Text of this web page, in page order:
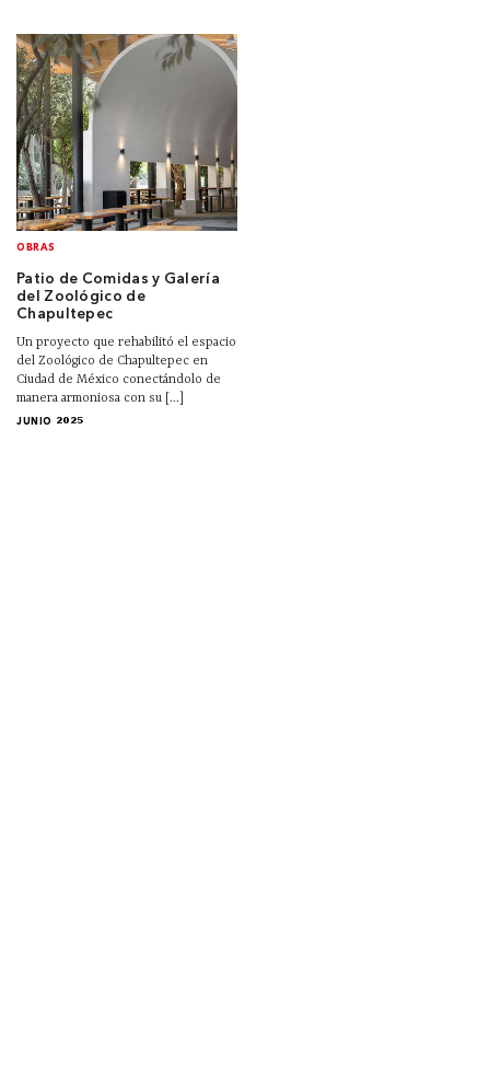
OBRAS
Patio de Comidas y Galería
del Zoológico de
Chapultepec
Un proyecto que rehabilitó el espacio
del Zoológico de Chapultepec en
Ciudad de México conectándolo de
manera armoniosa con su [...]
JUNIO 2025